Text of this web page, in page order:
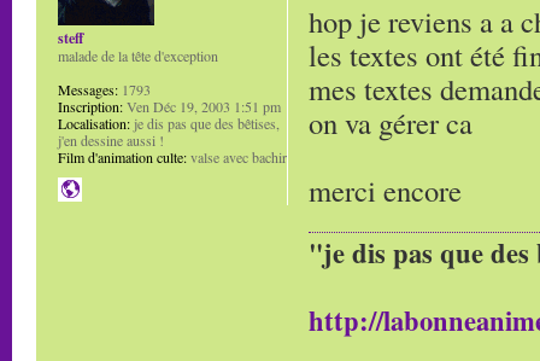
hop je reviens a a
les textes ont été
mes textes
on va gérer ca
merci encore
"je dis pas que
http://
steff
malade de la tête d'exception
Messages: 1793
Inscription:Ven Déc 19, 2003 1:51 pm
Localisation: je dis pas que des bêtises,
j'en dessine aussi !
Film d'animation culte:valse avec bachir